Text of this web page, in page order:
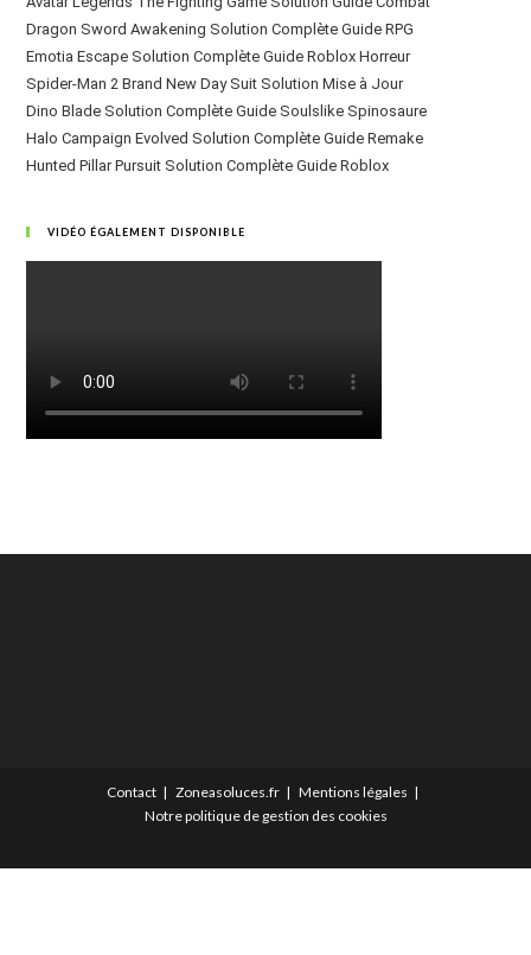
Dragon Sword Awakening Solution Complète Guide RPG
Emotia Escape Solution Complète Guide Roblox Horreur
Spider-Man 2 Brand New Day Suit Solution Mise à Jour
Dino Blade Solution Complète Guide Soulslike Spinosaure
Halo Campaign Evolved Solution Complète Guide Remake
Hunted Pillar Pursuit Solution Complète Guide Roblox
VIDÉO ÉGALEMENT DISPONIBLE
Contact Zoneasoluces.fr
Mentions légales
Notre politique de gestion des cookies